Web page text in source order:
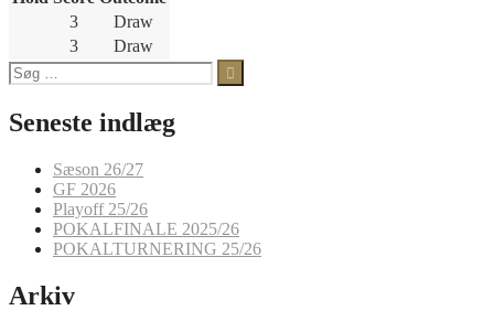
3
Draw
3
Draw
Søg
efter:
Seneste indlæg
Sæson 26/27
GF 2026
Playoff 25/26
POKALFINALE 2025/26
POKALTURNERING 25/26
Arkiv